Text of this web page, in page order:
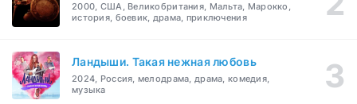
2000, США, Великобритания, Мальта, Марокко,
история, боевик, драма, приключения
Ландыши. Такая нежная любовь
2024, Россия, мелодрама, драма, комедия,
музыка